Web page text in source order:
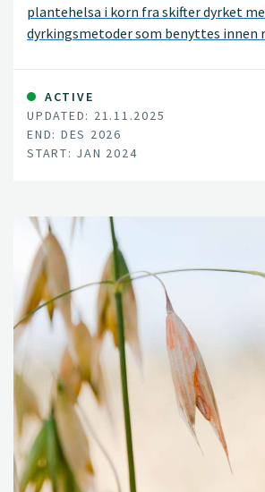
plantehelsa i korn fra skifter dyrket
dyrkingsmetoder som benyttes innen
om sammenhengen mellom
ACTIVE
UPDATED: 21.11.2025
END: DES 2026
START: JAN 2024